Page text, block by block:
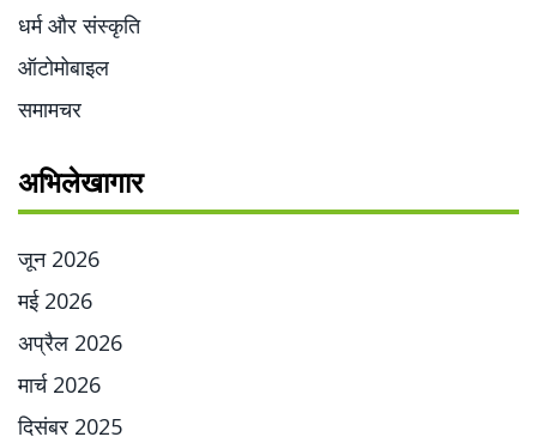
धर्म और संस्कृति
ऑटोमोबाइल
समामचर
अभिलेखागार
जून 2026
मई 2026
अप्रैल 2026
मार्च 2026
दिसंबर 2025